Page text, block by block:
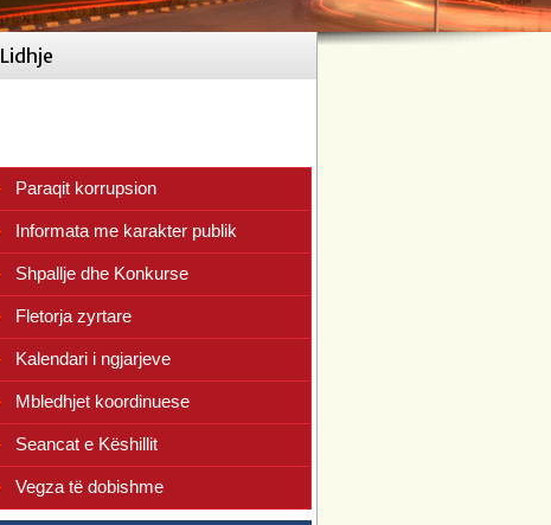
Lidhje
Paraqit korrupsion
Informata me karakter publik
Shpallje dhe Konkurse
Fletorja zyrtare
Kalendari i ngjarjeve
Mbledhjet koordinuese
Seancat e Këshillit
Vegza të dobishme